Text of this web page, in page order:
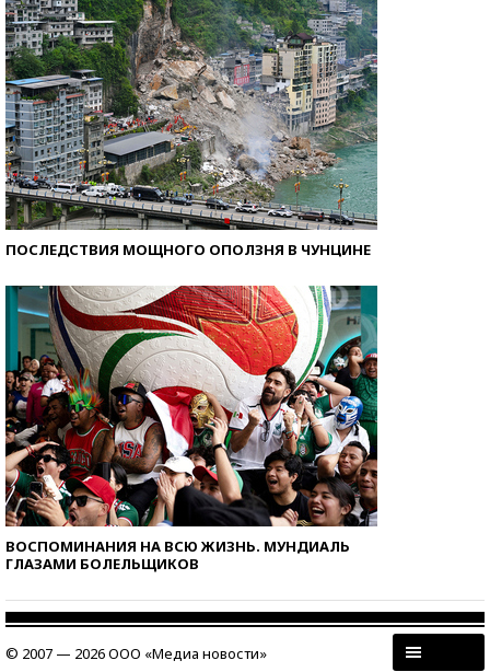
ПОСЛЕДСТВИЯ МОЩНОГО ОПОЛЗНЯ В ЧУНЦИНЕ
ВОСПОМИНАНИЯ НА ВСЮ ЖИЗНЬ. МУНДИАЛЬ
ГЛАЗАМИ БОЛЕЛЬЩИКОВ
© 2007 — 2026 ООО «Медиа новости»